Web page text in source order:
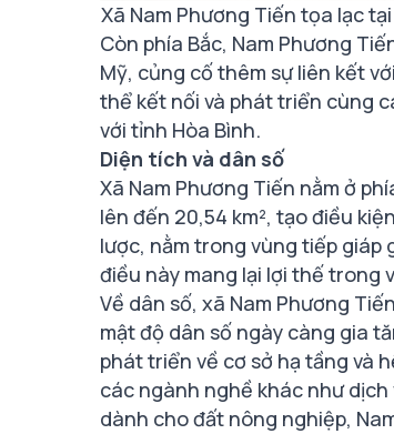
Xã Nam Phương Tiến tọa lạc
Còn phía Bắc, Nam Phương
Mỹ, củng cố thêm sự liên kết
thể kết nối và phát triển cùng
với tỉnh Hòa Bình.
Diện tích và dân số
Xã Nam Phương Tiến nằm ở
lên đến 20,54 km², tạo điều
lược, nằm trong vùng tiếp giáp
điều này mang lại lợi thế trong
Về dân số, xã Nam Phương
mật độ dân số ngày càng gia
phát triển về cơ sở hạ tầng và
các ngành nghề khác như
dành cho đất nông nghiệp,